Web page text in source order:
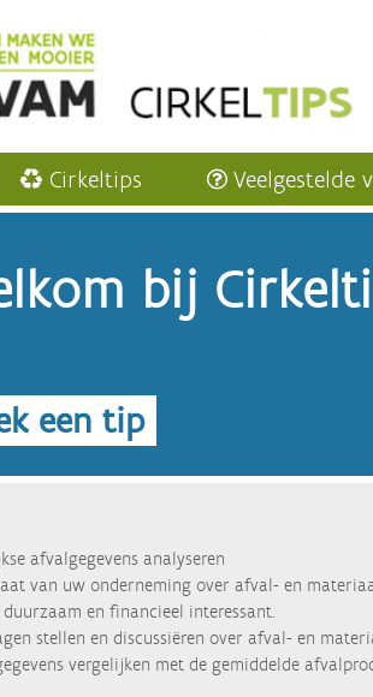
Cirkeltips Veelgestelde
bij
een tip
afvalgegevens analyseren
van uw onderneming over afval- en
duurzaam en financieel interessant.
stellen en discussiëren over afval- en
vergelijken met de gemiddelde